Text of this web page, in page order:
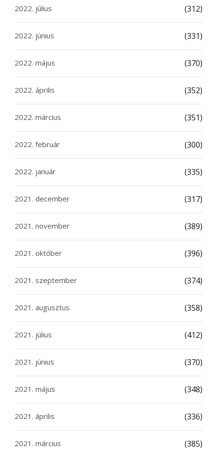
2022. július (312)
2022. június (331)
2022. május (370)
2022. április (352)
2022. március (351)
2022. február (300)
2022. január (335)
2021. december (317)
2021. november (389)
2021. október (396)
2021. szeptember (374)
2021. augusztus (358)
2021. július (412)
2021. június (370)
2021. május (348)
2021. április (336)
2021. március (385)